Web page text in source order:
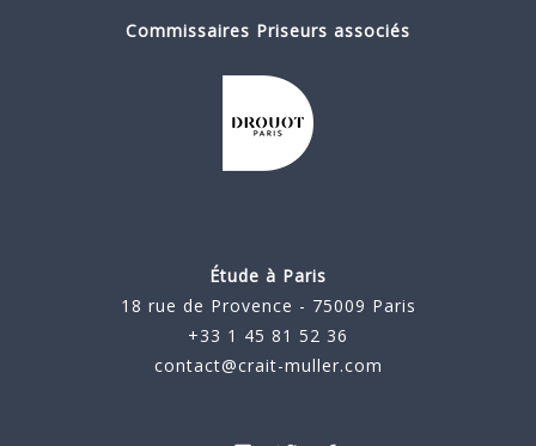
Commissaires Priseurs associés
Étude à Paris
18 rue de Provence - 75009 Paris
+33 1 45 81 52 36
contact@crait-muller.com